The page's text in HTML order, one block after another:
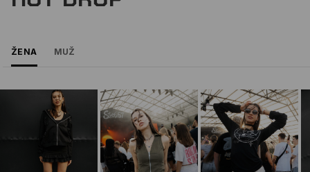
ŽENA MUŽ